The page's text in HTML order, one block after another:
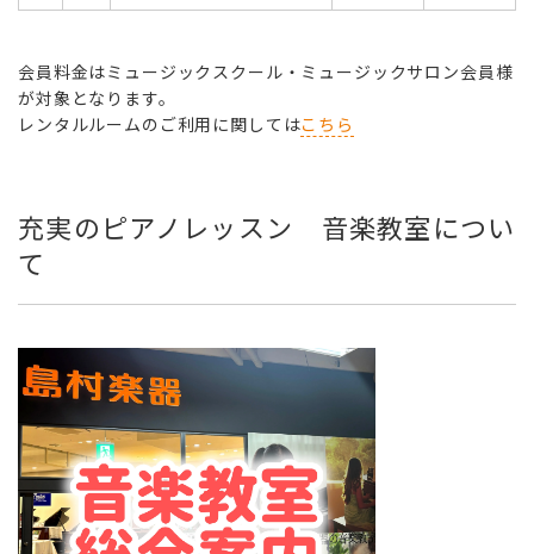
会員料金はミュージックスクール・ミュージックサロン会員様
が対象となります。
レンタルルームのご利用に関してはこちら
充実のピアノレッスン 音楽教室につい
て